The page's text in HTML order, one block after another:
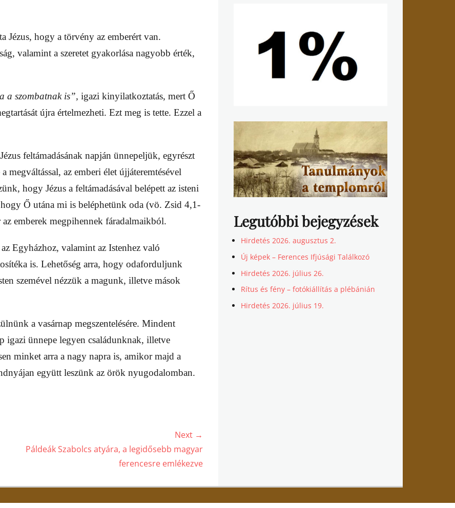
Jézus, hogy a törvény az emberért van.
valamint a szeretet gyakorlása nagyobb érték,
a szombatnak is”, igazi kinyilatkoztatás, mert Ő
újra értelmezheti. Ezt meg is tette. Ezzel a
feltámadásának napján ünnepeljük, egyrészt
az emberi élet újjáteremtésével
hogy Jézus a feltámadásával belépett az isteni
Ő utána mi is beléphetünk oda (vö. Zsid 4,1-
emberek megpihennek fáradalmaikból.
Egyházhoz, valamint az Istenhez való
is. Lehetőség arra, hogy odaforduljunk
szemével nézzük a magunk, illetve mások
a vasárnap megszentelésére. Mindent
igazi ünnepe legyen családunknak, illetve
minket arra a nagy napra is, amikor majd a
együtt leszünk az örök nyugodalomban.
Next →
Next
Páldeák Szabolcs atyára, a legidősebb magyar
ferencesre emlékezve
Legutóbbi bejegyzések
Hirdetés 2026. augusztus 2.
Új képek – Ferences Ifjúsági Találkozó
Hirdetés 2026. július 26.
Rítus és fény – fotókiállítás a plébánián
Hirdetés 2026. július 19.